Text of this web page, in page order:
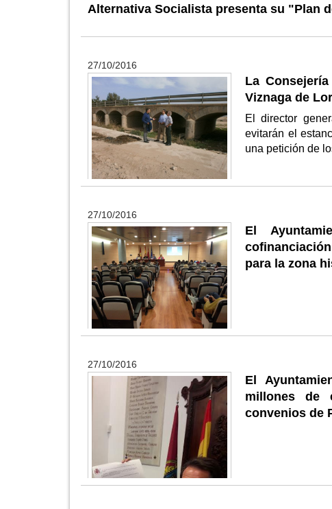
Alternativa Socialista presenta su "Plan
27/10/2016
La
Viznaga de
El director
evitarán el
una petición de
27/10/2016
El
para la zona
27/10/2016
El
millones de
convenios de